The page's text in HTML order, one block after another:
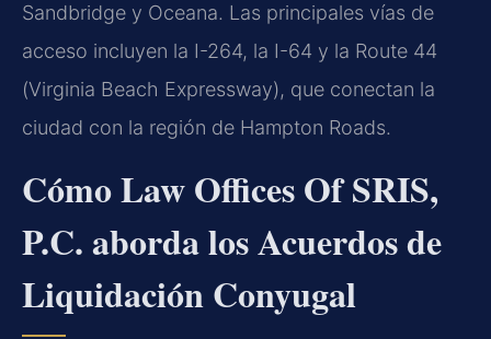
Sandbridge y Oceana. Las principales vías de
acceso incluyen la I-264, la I-64 y la Route 44
(Virginia Beach Expressway), que conectan la
ciudad con la región de Hampton Roads.
Cómo Law Offices Of SRIS,
P.C. aborda los Acuerdos de
Liquidación Conyugal